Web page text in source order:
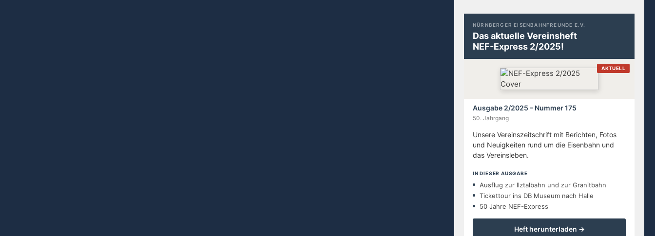
NÜRNBERGER EISENBAHNFREUNDE E.V.
Das aktuelle Vereinsheft
NEF-Express 2/2025!
AKTUELL
Ausgabe 2/2025 – Nummer 175
50. Jahrgang
Unsere Vereinszeitschrift mit Berichten, Fotos
und Neuigkeiten rund um die Eisenbahn und
das Vereinsleben.
IN DIESER AUSGABE
Ausflug zur Ilztalbahn und zur Granitbahn
Tickettour ins DB Museum nach Halle
50 Jahre NEF-Express
Heft herunterladen →